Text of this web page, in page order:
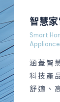
智慧
Smart
涵蓋智
科技產
舒適、